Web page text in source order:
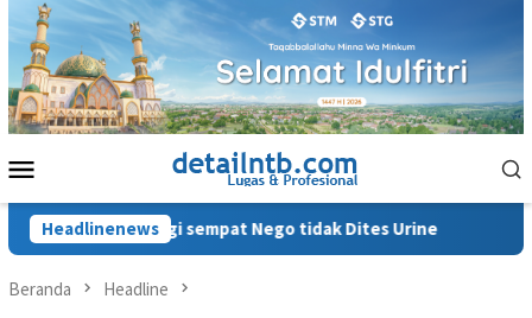
Loncat
konten
Mobile
Headlinenews
Malaungi sempat Nego tidak Dites Urine Bripka Abdul
Beranda Headline